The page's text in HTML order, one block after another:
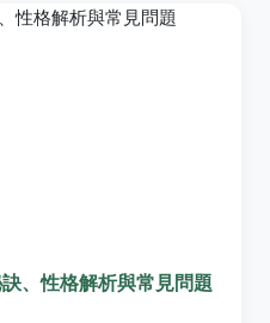
、性格解析與常見問題